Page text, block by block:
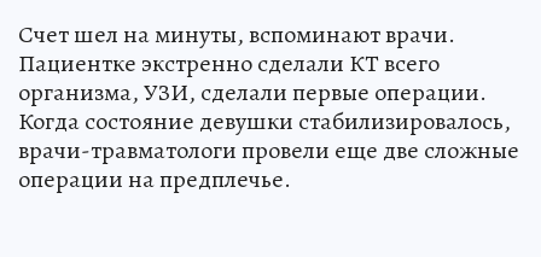
Счет шел на минуты, вспоминают врачи.
Пациентке экстренно сделали КТ всего
организма, УЗИ, сделали первые операции.
Когда состояние девушки стабилизировалось,
врачи-травматологи провели еще две сложные
операции на предплечье.